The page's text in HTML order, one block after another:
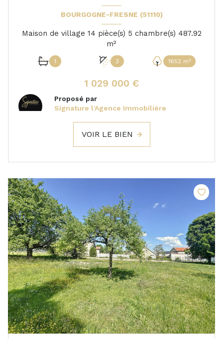
BOURGOGNE-FRESNE (51110)
Maison de village 14 pièce(s) 5 chambre(s) 487.92
m²
1 3 1652 m²
1 029 000 €
Proposé par
Signature l'Agence Immobilière
VOIR LE BIEN